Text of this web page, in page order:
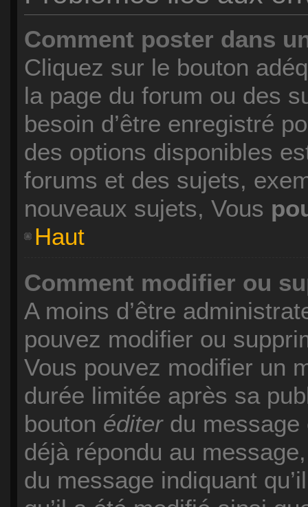
Comment poster dans
Cliquez sur le bouton
la page du forum ou des
besoin d’être enregistré
des options disponibles
forums et des sujets,
nouveaux sujets, Vous
Haut
Comment modifier ou
A moins d’être
pouvez modifier ou
Vous pouvez modifier un
durée limitée après sa
bouton éditerdu message
déjà répondu au
du message indiquant